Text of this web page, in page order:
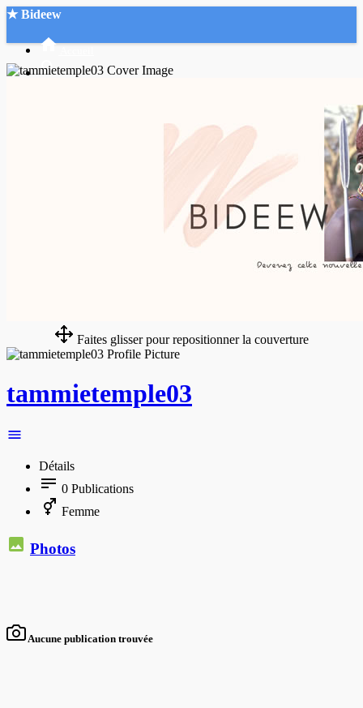
★ Bideew
Faites glisser pour repositionner la couverture
tammietemple03
Détails
0 Publications
Femme
Photos
Aucune publication trouvée